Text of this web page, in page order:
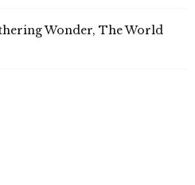
Wonder, The World